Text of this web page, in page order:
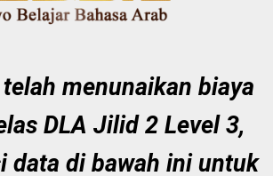
menunaikan biaya
DLA Jilid 2 Level 3,
data di bawah ini untuk